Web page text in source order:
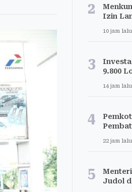
2
Izin
10 jam lalu
3
9.800
14 jam lalu
4
22 jam lalu
5
Judol